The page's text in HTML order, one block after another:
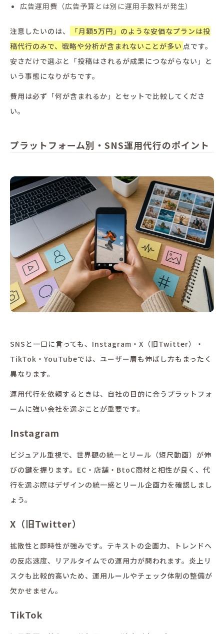
広告運用費（広告予算とは別に運用手数料が発生）
注意したいのは、
「月額5万円」のような安価なプランは投
稿代行のみで、戦略や分析が含まれないことが多い 点です。
安さだけで選ぶと「投稿はされるが成果につながらない」と
いう事態になりがちです。
費用は必ず「何が含まれるか」とセットで比較してくださ
い。
プラットフォーム別・SNS運用代行のポイント
SNSと一口に言っても、Instagram・X（旧Twitter）・
TikTok・YouTubeでは、ユーザー層も伸ばし方もまったく
異なります。
運用代行を依頼するときは、自社の目的に合うプラットフォ
ームに強い会社を選ぶことが重要です。
Instagram
ビジュアル重視で、世界観の統一とリール（短尺動画）が伸
びの鍵を握ります。EC・店舗・BtoC商材と相性が良く、代
行を選ぶ際はデザインの統一感とリール企画力を確認しまし
ょう。
X（旧Twitter）
拡散性と即時性が強みです。テキストの企画力、トレンドへ
の反応速度、リアルタイムでの運用力が問われます。炎上リ
スクも比較的高いため、運用ルールやチェック体制の整備が
欠かせません。
TikTok